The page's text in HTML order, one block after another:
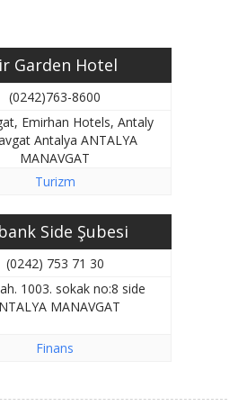
Garden Hotel
(0242)763-8600
Emirhan Hotels, Antaly
Antalya ANTALYA
MANAVGAT
Turizm
Side Şubesi
(0242) 753 71 30
1003. sokak no:8 side
MANAVGAT
Finans